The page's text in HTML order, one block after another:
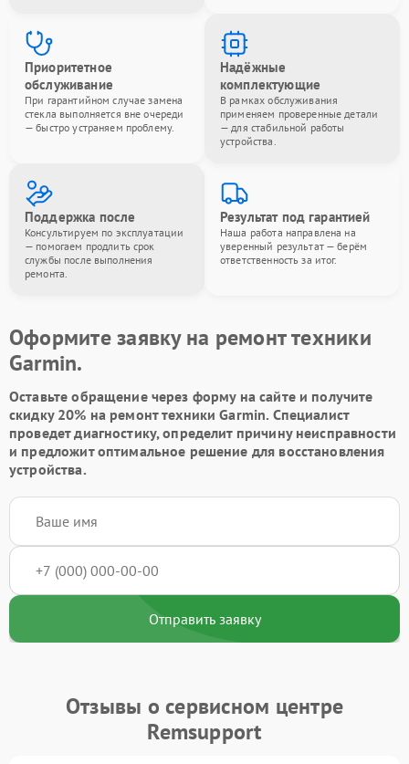
Приоритетное
обслуживание
При гарантийном случае замена
стекла выполняется вне очереди
— быстро устраняем проблему.
Надёжные
комплектующие
В рамках обслуживания
применяем проверенные детали
— для стабильной работы
устройства.
Поддержка после
Консультируем по эксплуатации
— помогаем продлить срок
службы после выполнения
ремонта.
Результат под гарантией
Наша работа направлена на
уверенный результат — берём
ответственность за итог.
Оформите заявку на ремонт техники
Garmin.
Оставьте обращение через форму на сайте и получите
скидку 20% на ремонт техники Garmin. Специалист
проведет диагностику, определит причину неисправности
и предложит оптимальное решение для восстановления
устройства.
Отправить заявку
Отзывы о сервисном центре
Remsupport